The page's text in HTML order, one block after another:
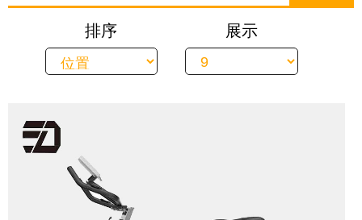
排序 展示